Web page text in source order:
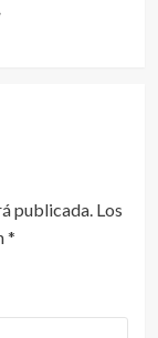
publicada. Los
*